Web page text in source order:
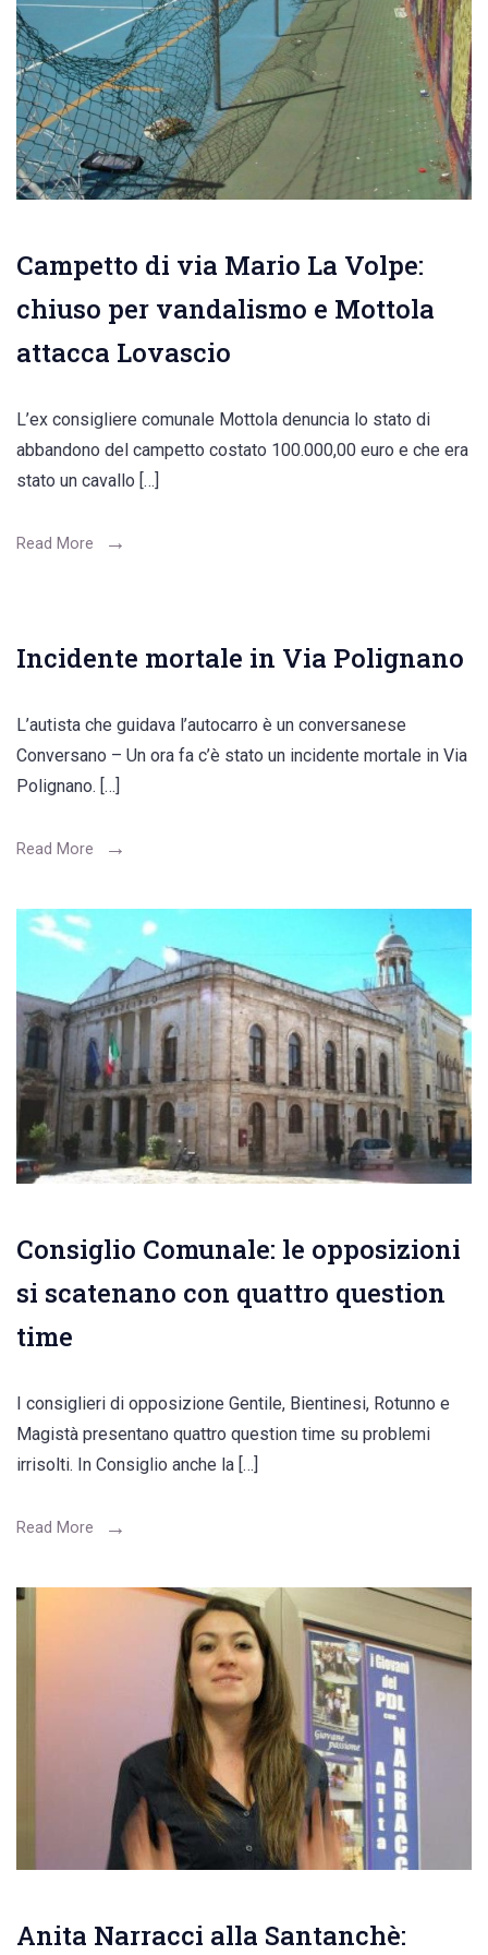
Campetto di via Mario La Volpe:
chiuso per vandalismo e Mottola
attacca Lovascio
L’ex consigliere comunale Mottola denuncia lo stato di
abbandono del campetto costato 100.000,00 euro e che era
stato un cavallo […]
Read More
Incidente mortale in Via Polignano
L’autista che guidava l’autocarro è un conversanese
Conversano – Un ora fa c’è stato un incidente mortale in Via
Polignano. […]
Read More
Consiglio Comunale: le opposizioni
si scatenano con quattro question
time
I consiglieri di opposizione Gentile, Bientinesi, Rotunno e
Magistà presentano quattro question time su problemi
irrisolti. In Consiglio anche la […]
Read More
Anita Narracci alla Santanchè: